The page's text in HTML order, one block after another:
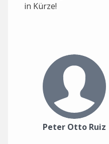
in Kürze!
Peter Otto Ruiz